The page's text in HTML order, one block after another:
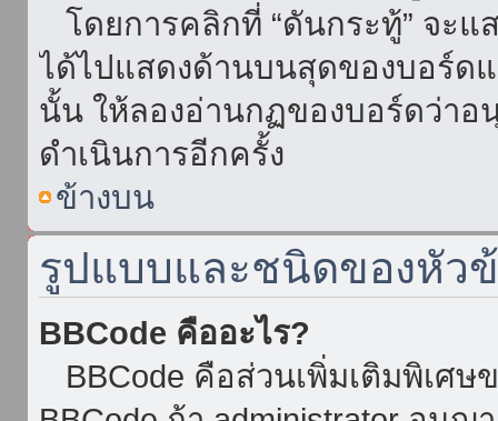
โดยการคลิกที่ “ดันกระทู้” จะ
ได้ไปแสดงด้านบนสุดของบอร์ด
นั้น ให้ลองอ่านกฏของบอร์ดว่า
ดำเนินการอีกครั้ง
ข้างบน
รูปแบบและชนิดของหัว
BBCode คืออะไร?
BBCode คือส่วนเพิ่มเติมพิเศ